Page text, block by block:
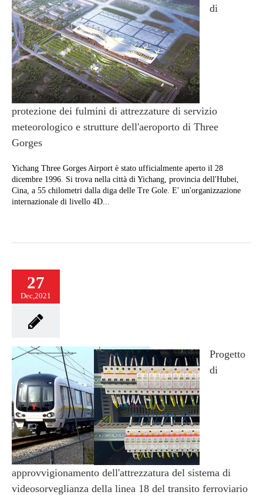
di
protezione dei fulmini di attrezzature di servizio
meteorologico e strutture dell'aeroporto di Three
Gorges
Yichang Three Gorges Airport è stato ufficialmente aperto il 28
dicembre 1996. Si trova nella città di Yichang, provincia dell'Hubei,
Cina, a 55 chilometri dalla diga delle Tre Gole. E' un'organizzazione
internazionale di livello 4D...
27
Dec,2021
Progetto
di
approvvigionamento dell'attrezzatura del sistema di
videosorveglianza della linea 18 del transito ferroviario